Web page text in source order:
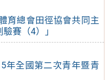
育總會田徑協會共同主
賽（4）」
年全國第二次青年暨青